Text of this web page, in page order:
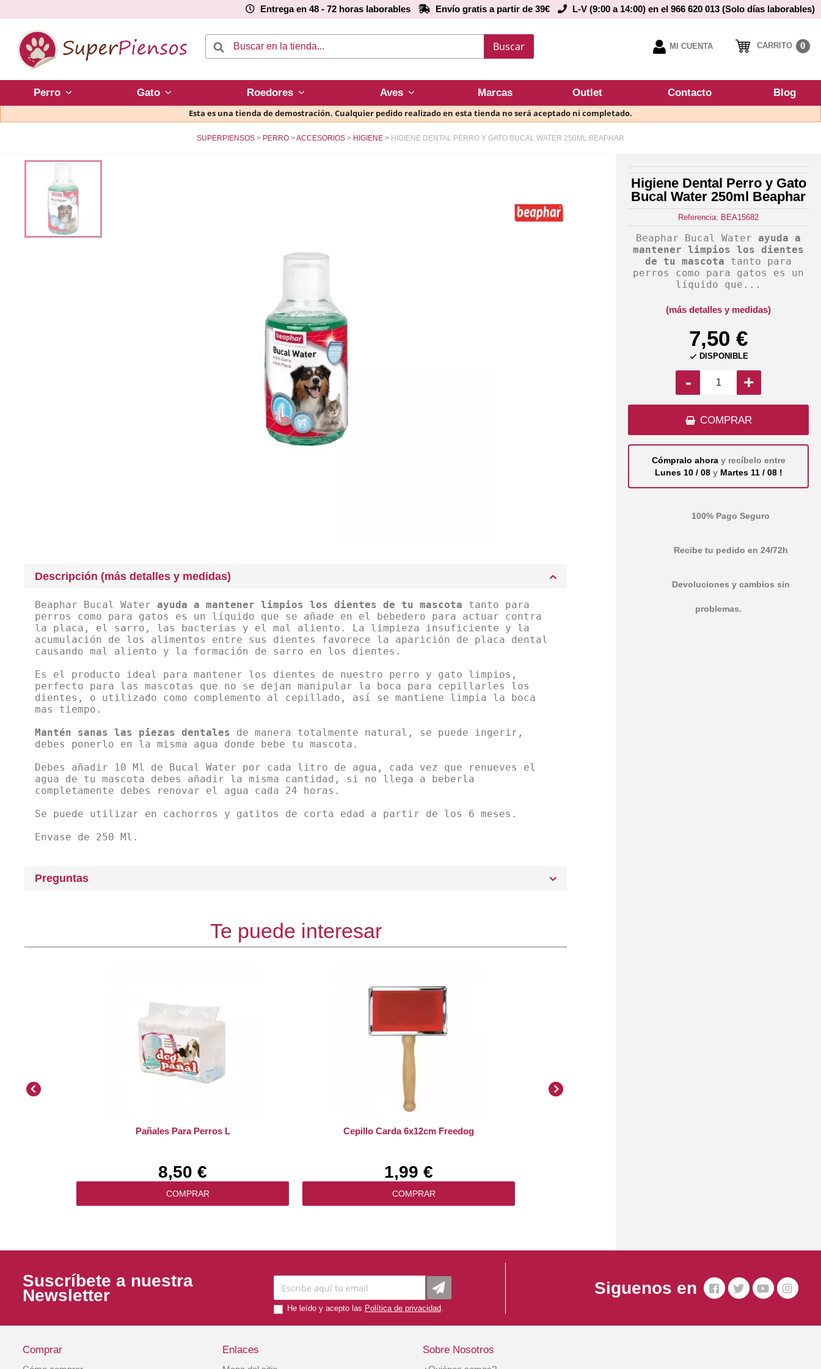
Entrega en 48 - 72 horas laborables Envío gratis a partir de 39€ L-V (9:00 a 14:00) en el 966 620 013 (Solo días laborables)
Buscar MI CUENTA CARRITO 0
Perro Gato Roedores Aves Marcas Outlet Contacto Blog
Esta es una tienda de demostración. Cualquier pedido realizado en esta tienda no será aceptado ni completado.
SUPERPIENSOS PERRO ACCESORIOS HIGIENE HIGIENE DENTAL PERRO Y GATO BUCAL WATER 250ML BEAPHAR
Higiene Dental Perro y Gato
Bucal Water 250ml Beaphar
Referencia: BEA15682
Beaphar Bucal Water ayuda a
mantener limpios los dientes
de tu mascota tanto para
perros como para gatos es un
líquido que...
(más detalles y medidas)
7,50 €
 DISPONIBLE
- +
COMPRAR
Cómpralo ahora y recíbelo entre
Lunes 10 / 08 y Martes 11 / 08 !
100% Pago Seguro
Recibe tu pedido en 24/72h
Devoluciones y cambios sin
problemas.
Descripción (más detalles y medidas)
Beaphar Bucal Water ayuda a mantener limpios los dientes de tu mascota tanto para
perros como para gatos es un líquido que se añade en el bebedero para actuar contra
la placa, el sarro, las bacterias y el mal aliento. La limpieza insuficiente y la
acumulación de los alimentos entre sus dientes favorece la aparición de placa dental
causando mal aliento y la formación de sarro en los dientes.
Es el producto ideal para mantener los dientes de nuestro perro y gato limpios,
perfecto para las mascotas que no se dejan manipular la boca para cepillarles los
dientes, o utilizado como complemento al cepillado, así se mantiene limpia la boca
mas tiempo.
Mantén sanas las piezas dentales de manera totalmente natural, se puede ingerir,
debes ponerlo en la misma agua donde bebe tu mascota.
Debes añadir 10 Ml de Bucal Water por cada litro de agua, cada vez que renueves el
agua de tu mascota debes añadir la misma cantidad, si no llega a beberla
completamente debes renovar el agua cada 24 horas.
Se puede utilizar en cachorros y gatitos de corta edad a partir de los 6 meses.
Envase de 250 Ml.
Preguntas
Te puede interesar
Pañales Para Perros L
8,50 €
COMPRAR
Cepillo Carda 6x12cm Freedog
1,99 €
COMPRAR
Suscríbete a nuestra
Newsletter
He leído y acepto las Política de privacidad.
Siguenos en
Comprar Enlaces Sobre Nosotros